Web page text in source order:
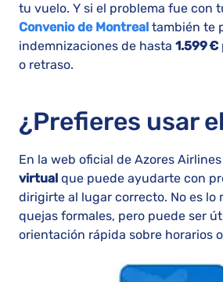
tu vuelo. Y si el problema fue con
Convenio de Montreal también te
indemnizaciones de hasta 1.599 €
o retraso.
¿Prefieres usar
En la web oficial de Azores
virtual que puede ayudarte con
dirigirte al lugar correcto. No es lo
quejas formales, pero puede ser
orientación rápida sobre horarios